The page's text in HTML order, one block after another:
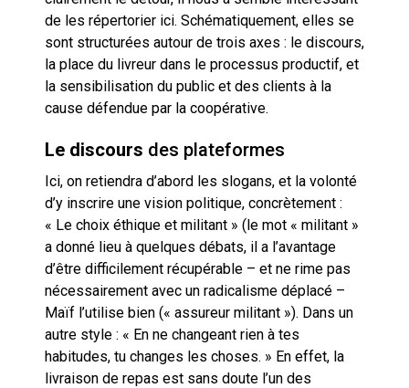
de les répertorier ici. Schématiquement, elles se
sont structurées autour de trois axes : le discours,
la place du livreur dans le processus productif, et
la sensibilisation du public et des clients à la
cause défendue par la coopérative.
Le discours des plateformes
Ici, on retiendra d’abord les slogans, et la volonté
d’y inscrire une vision politique, concrètement :
« Le choix éthique et militant » (le mot « militant »
a donné lieu à quelques débats, il a l’avantage
d’être difficilement récupérable – et ne rime pas
nécessairement avec un radicalisme déplacé –
Maïf l’utilise bien (« assureur militant »). Dans un
autre style : « En ne changeant rien à tes
habitudes, tu changes les choses. » En effet, la
livraison de repas est sans doute l’un des